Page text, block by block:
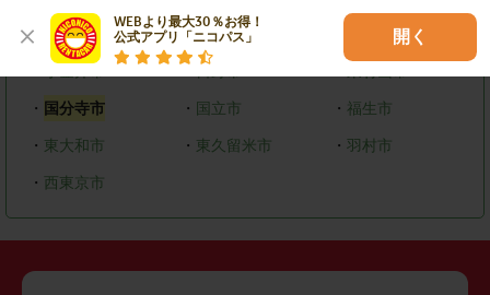
WEBより最大30％お得！
公式アプリ「ニコパス」
開く
・ 昭島市 ・調布市
・ 国分寺市 ・ 国立市 ・ 福生市
・ 東大和市 ・ 東久留米市 ・羽村市
・ 西東京市